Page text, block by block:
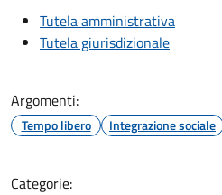
Tutela amministrativa
Tutela giurisdizionale
Argomenti:
Tempo libero Integrazione sociale
Categorie: